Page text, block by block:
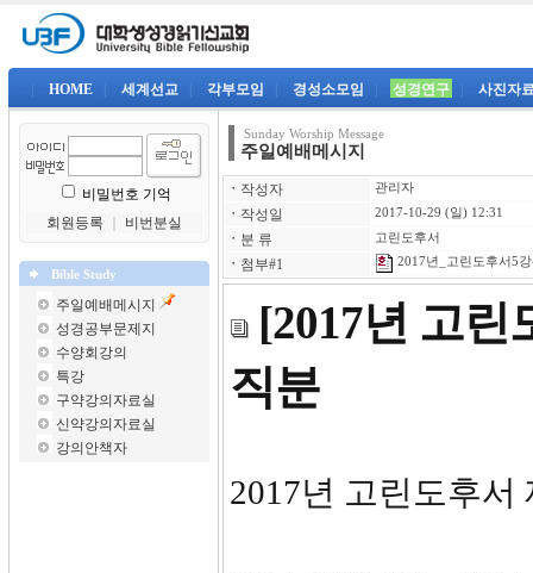
HOME 세계선교 각부모임 경성소모임 성경연구 사진자
비밀번호 기억
회원등록
비번분실
Bible Study
주일예배메시지
성경공부문제지
수양회강의
특강
구약강의자료실
신약강의자료실
강의안책자
Sunday Worship Message
주일예배메시지
ㆍ 작성자 관리자
ㆍ 작성일 2017-10-29 (일) 12:31
ㆍ 분 류 고린도후서
ㆍ 첨부#1 2017년_고린도후서5
[2017년 고린
직분
2017년 고린도후서